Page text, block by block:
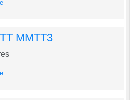
MMTT3